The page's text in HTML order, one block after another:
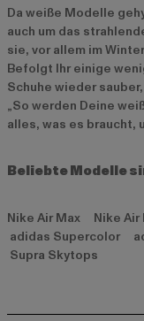
Da weiße Modelle
auch um das
sie, vor allem im
Befolgt Ihr einige
Schuhe wieder
„So werden Deine
alles, was es braucht,
Beliebte Modelle
Nike Air Max Nike
adidas Supercolor
Supra Skytops